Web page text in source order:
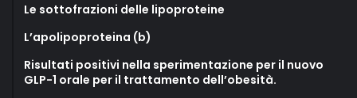
Le sottofrazioni delle lipoproteine
L’apolipoproteina (b)
Risultati positivi nella sperimentazione per il nuovo
GLP-1 orale per il trattamento dell’obesità.